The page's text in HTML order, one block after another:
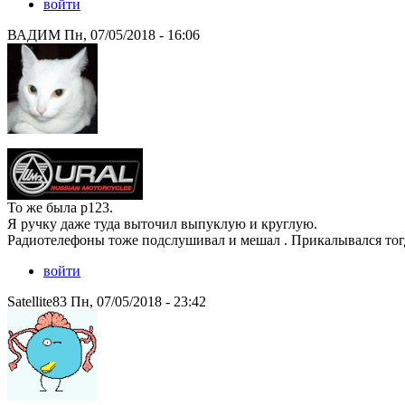
войти
ВАДИМ Пн, 07/05/2018 - 16:06
То же была р123.
Я ручку даже туда выточил выпуклую и круглую.
Радиотелефоны тоже подслушивал и мешал . Прикалывался
войти
Satellite83 Пн, 07/05/2018 - 23:42